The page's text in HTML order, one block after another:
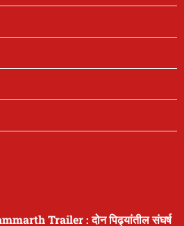
Trailer : दोन पिढ्यांतील संघर्ष